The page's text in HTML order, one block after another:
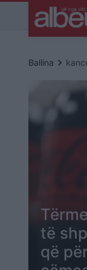
Ballina keyboard_arrow_right
të
që